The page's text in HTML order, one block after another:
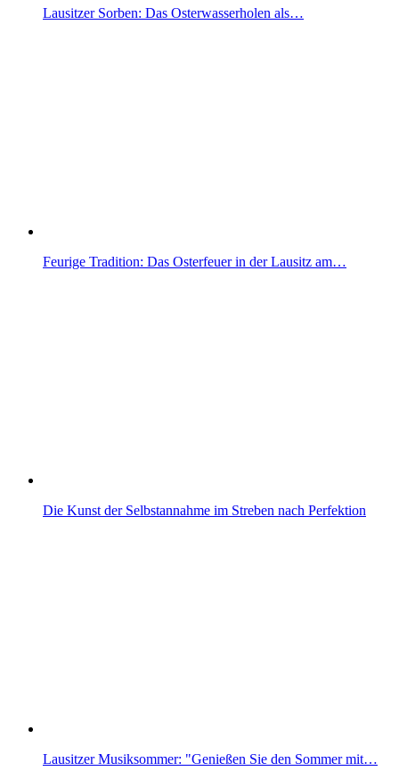
Lausitzer Sorben: Das Osterwasserholen als…
Feurige Tradition: Das Osterfeuer in der Lausitz am…
Die Kunst der Selbstannahme im Streben nach Perfektion
Lausitzer Musiksommer: "Genießen Sie den Sommer mit…